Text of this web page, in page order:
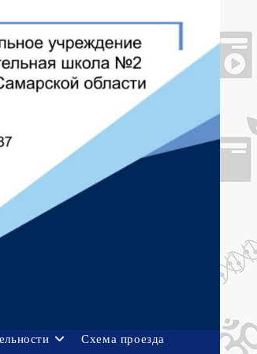
Схема проезда